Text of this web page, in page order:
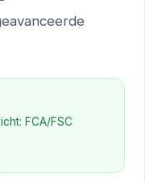
FCA/FSC